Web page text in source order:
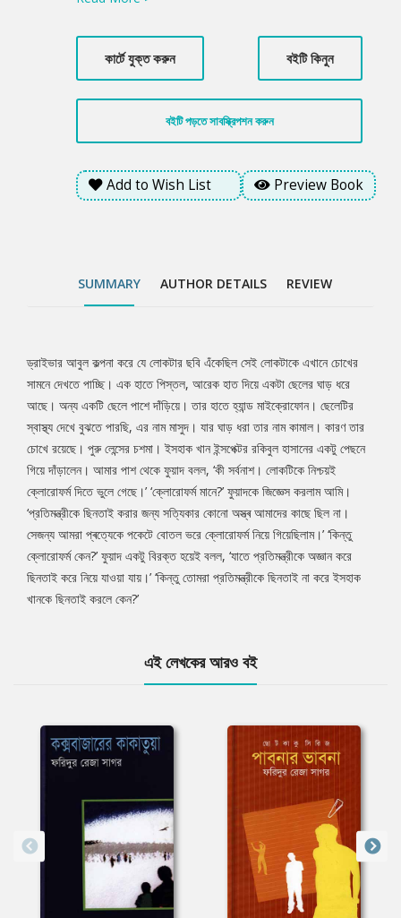
ধরা তার নাম কামাল। কারণ তার চোখে রয়েছে। পুরু লেন্সের চশমা। ইসহাক
খান ইন্সপেক্টর রকিবুল হাসানের একটু পেছনে গিয়ে দাঁড়ালেন। আমার পাশ থেকে
ফুয়াদ বলল, ‘কী সর্বনাশ। লোকটিকে নিশ্চয়ই ক্লোরোফর্ম দিতে ভুলে গেছে।’
‘ক্লোরোফর্ম মানে?’ ফুয়াদকে জিজ্ঞেস করলাম আমি। ‘প্রতিমন্ত্রীকে ছিনতাই
করার জন্য সত্যিকার কোনো অস্ত্ৰ আমাদের কাছে ছিল না। সেজন্য আমরা
প্ৰত্যেকে পকেটে বোতল ভরে ক্লোরোফর্ম নিয়ে গিয়েছিলাম।’ ‘কিন্তু
ক্লোরোফর্ম কেন?’ ফুয়াদ একটু বিরক্ত হয়েই বলল, ‘যাতে প্রতিমন্ত্রীকে অজ্ঞান
করে ছিনতাই করে নিয়ে যাওয়া যায়।’ ‘কিন্তু তোমরা প্রতিমন্ত্রীকে ছিনতাই না
কার্টে যুক্ত করুন বইটি কিনুন
বইটি পড়তে সাবস্ক্রিপশন করুন
Add to Wish List Preview Book
SUMMARY AUTHOR DETAILS REVIEW
Tab
Article
ড্রাইভার আবুল কল্পনা করে যে লোকটার ছবি এঁকেছিল সেই লোকটাকে এখানে চোখের
সামনে দেখতে পাচ্ছি। এক হাতে পিস্তল, আরেক হাত দিয়ে একটা ছেলের ঘাড় ধরে
আছে। অন্য একটি ছেলে পাশে দাঁড়িয়ে। তার হাতে হ্যান্ড মাইক্রোফোন। ছেলেটির
স্বাস্থ্য দেখে বুঝতে পারছি, এর নাম মাসুদ। যার ঘাড় ধরা তার নাম কামাল। কারণ তার
চোখে রয়েছে। পুরু লেন্সের চশমা। ইসহাক খান ইন্সপেক্টর রকিবুল হাসানের একটু পেছনে
গিয়ে দাঁড়ালেন। আমার পাশ থেকে ফুয়াদ বলল, ‘কী সর্বনাশ। লোকটিকে নিশ্চয়ই
ক্লোরোফর্ম দিতে ভুলে গেছে।’ ‘ক্লোরোফর্ম মানে?’ ফুয়াদকে জিজ্ঞেস করলাম আমি।
‘প্রতিমন্ত্রীকে ছিনতাই করার জন্য সত্যিকার কোনো অস্ত্ৰ আমাদের কাছে ছিল না।
সেজন্য আমরা প্ৰত্যেকে পকেটে বোতল ভরে ক্লোরোফর্ম নিয়ে গিয়েছিলাম।’ ‘কিন্তু
ক্লোরোফর্ম কেন?’ ফুয়াদ একটু বিরক্ত হয়েই বলল, ‘যাতে প্রতিমন্ত্রীকে অজ্ঞান করে
ছিনতাই করে নিয়ে যাওয়া যায়।’ ‘কিন্তু তোমরা প্রতিমন্ত্রীকে ছিনতাই না করে ইসহাক
খানকে ছিনতাই করলে কেন?’
এই লেখকের আরও বই